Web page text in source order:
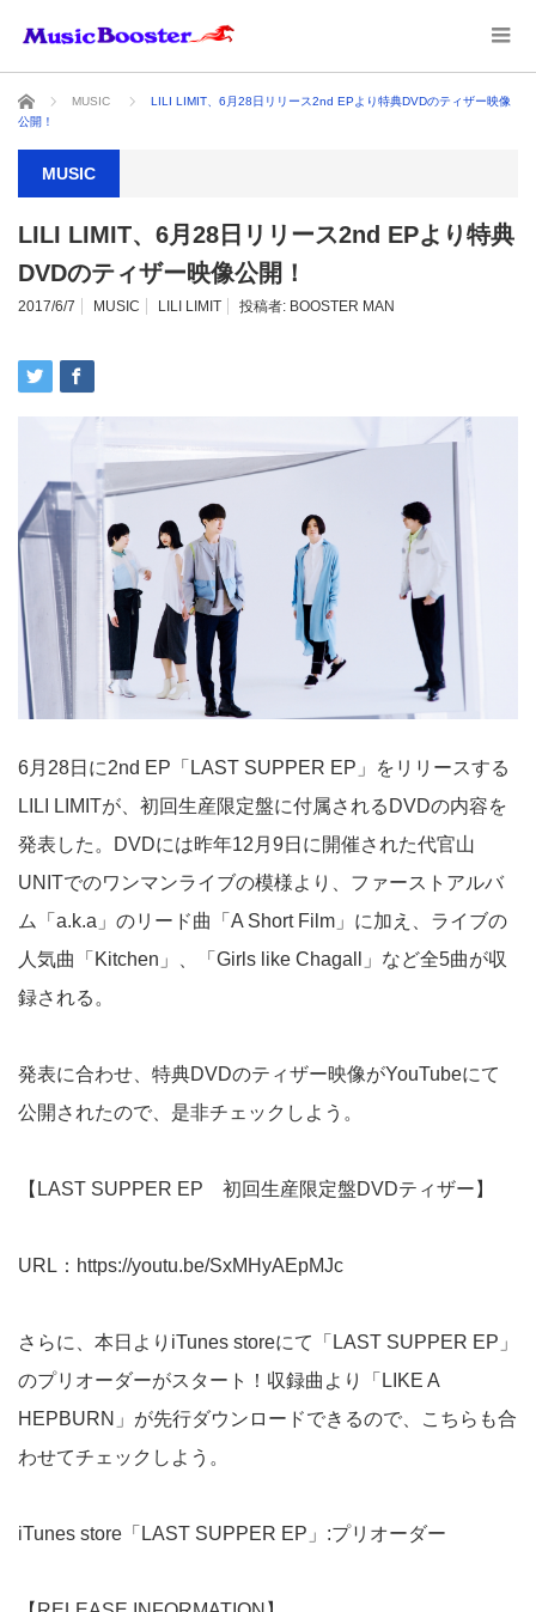
ホーム MUSIC
LILI LIMIT、6月28日リリース2nd EPより特典DVDのティザー映像
公開！
MUSIC
LILI LIMIT、6月28日リリース2nd EPより特典
DVDのティザー映像公開！
2017/6/7 MUSIC LILI LIMIT 投稿者: BOOSTER MAN
6月28日に2nd EP「LAST SUPPER EP」をリリースする
LILI LIMITが、初回生産限定盤に付属されるDVDの内容を
発表した。DVDには昨年12月9日に開催された代官山
UNITでのワンマンライブの模様より、ファーストアルバ
ム「a.k.a」のリード曲「A Short Film」に加え、ライブの
人気曲「Kitchen」、「Girls like Chagall」など全5曲が収
録される。
発表に合わせ、特典DVDのティザー映像がYouTubeにて
公開されたので、是非チェックしよう。
【LAST SUPPER EP 初回生産限定盤DVDティザー】
URL： https://youtu.be/SxMHyAEpMJc
さらに、本日よりiTunes storeにて「LAST SUPPER EP」
のプリオーダーがスタート！収録曲より「LIKE A
HEPBURN」が先行ダウンロードできるので、こちらも合
わせてチェックしよう。
iTunes store「LAST SUPPER EP」:プリオーダー